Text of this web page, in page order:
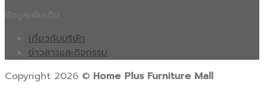
เกี่ยวกับบริษัท
ข่าวสารและกิจกรรม
Copyright 2026 © Home Plus Furniture Mall